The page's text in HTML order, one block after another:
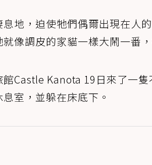
地，迫使牠們偶爾出現在人
像調皮的家貓一樣大鬧一番
Castle Kanota 19日來了一
室，並躲在床底下。